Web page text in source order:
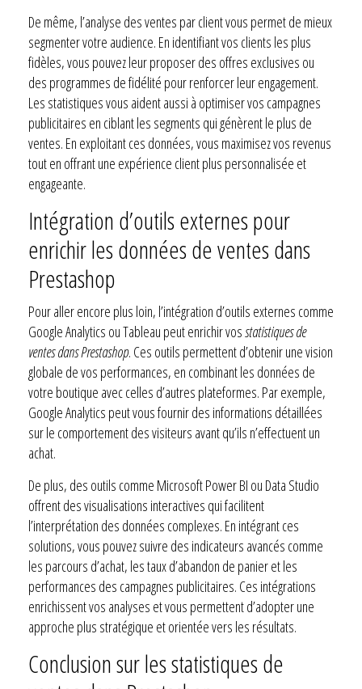
De même, l’analyse des ventes par client vous permet de mieux
segmenter votre audience. En identifiant vos clients les plus
fidèles, vous pouvez leur proposer des offres exclusives ou
des programmes de fidélité pour renforcer leur engagement.
Les statistiques vous aident aussi à optimiser vos campagnes
publicitaires en ciblant les segments qui génèrent le plus de
ventes. En exploitant ces données, vous maximisez vos revenus
tout en offrant une expérience client plus personnalisée et
engageante.
Intégration d’outils externes pour
enrichir les données de ventes dans
Prestashop
Pour aller encore plus loin, l’intégration d’outils externes comme
Google Analytics ou Tableau peut enrichir vosstatistiques de
ventes dans Prestashop. Ces outils permettent d’obtenir une vision
globale de vos performances, en combinant les données de
votre boutique avec celles d’autres plateformes. Par exemple,
Google Analytics peut vous fournir des informations détaillées
sur le comportement des visiteurs avant qu’ils n’effectuent un
achat.
De plus, des outils comme Microsoft Power BI ou Data Studio
offrent des visualisations interactives qui facilitent
l’interprétation des données complexes. En intégrant ces
solutions, vous pouvez suivre des indicateurs avancés comme
les parcours d’achat, les taux d’abandon de panier et les
performances des campagnes publicitaires. Ces intégrations
enrichissent vos analyses et vous permettent d’adopter une
approche plus stratégique et orientée vers les résultats.
Conclusion sur les statistiques de